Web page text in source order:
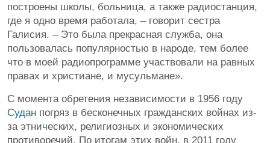
построены школы, больница, а также радиостанция,
где я одно время работала, – говорит сестра
Галисия. – Это была прекрасная служба, она
пользовалась популярностью в народе, тем более
что в моей радиопрограмме участвовали на равных
правах и христиане, и мусульмане».
С момента обретения независимости в 1956 году
Судан погряз в бесконечных гражданских войнах из-
за этнических, религиозных и экономических
противоречий. По итогам этих войн, в 2011 году